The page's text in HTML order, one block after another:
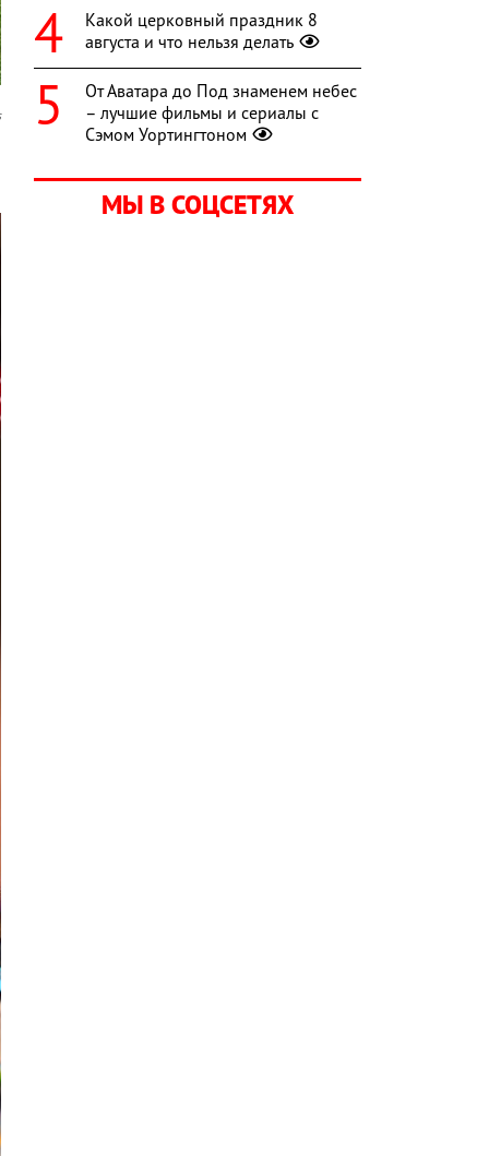
Какой церковный праздник 8
августа и что нельзя делать
От Аватара до Под знаменем небес
– лучшие фильмы и сериалы с
Сэмом Уортингтоном
МЫ В СОЦСЕТЯХ